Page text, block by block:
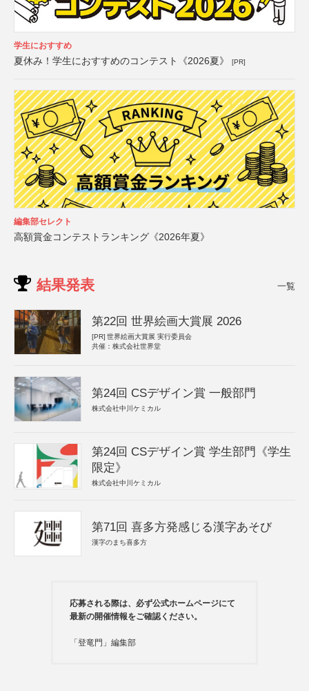
学生におすすめ
夏休み！学生におすすめのコンテスト《2026夏》 [PR]
編集部セレクト
高額賞金コンテストランキング《2026年夏》
結果発表 一覧
第22回 世界絵画大賞展 2026
[PR] 世界絵画大賞展 実行委員会
共催：株式会社世界堂
第24回 CSデザイン賞 一般部門
株式会社中川ケミカル
第24回 CSデザイン賞 学生部門《学生
限定》
株式会社中川ケミカル
第71回 喜多方発感じる漢字あそび
漢字のまち喜多方
応募される際は、必ず公式ホームページにて
最新の開催情報をご確認ください。
「登竜門」編集部